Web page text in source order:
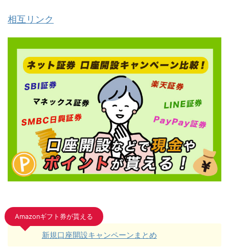
相互リンク
Amazonギフト券が貰える
新規口座開設キャンペーンまとめ